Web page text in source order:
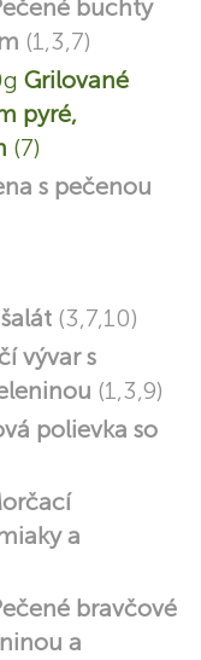
buchty
(1,3,7)
Grilované
pyré,
(7)
s pečenou
(3,7,10)
vývar s
(1,3,9)
polievka so
a
bravčové
a